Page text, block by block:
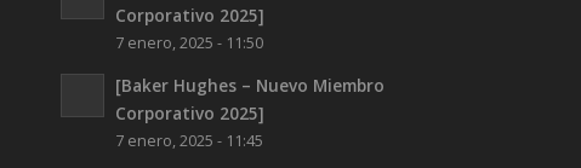
Corporativo 2025]
7 enero, 2025 - 11:50
[Baker Hughes – Nuevo Miembro
Corporativo 2025]
7 enero, 2025 - 11:45